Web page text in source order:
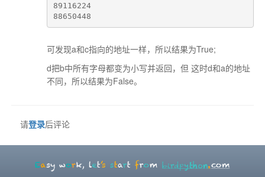
89116224
88650448
可发现a和c指向的地址一样，所以结果为True;
d把b中所有字母都变为小写并返回，但 这时d和a的地址
不同，所以结果为False。
请登录后评论